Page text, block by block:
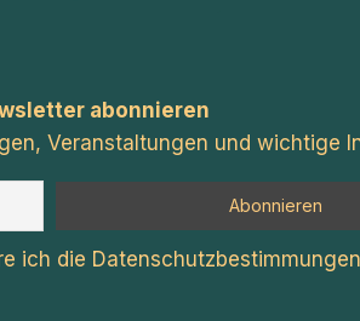
abonnieren
Veranstaltungen und wichtige
ich die Datenschutzbestimmungen